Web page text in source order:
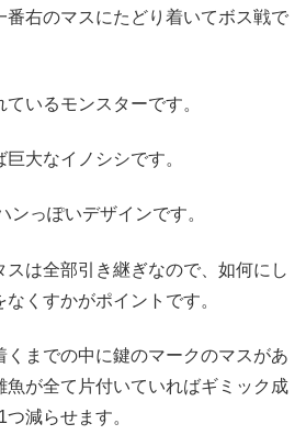
番右のマスにたどり着いてボス戦で
いるモンスターです。
大なイノシシです。
ンっぽいデザインです。
スは全部引き継ぎなので、如何にし
くすかがポイントです。
くまでの中に鍵のマークのマスがあ
魚が全て片付いていればギミック成
減らせます。